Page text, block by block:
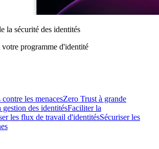
la sécurité des identités
programme d'identité
les menacesZero Trust à grande
des identitésFaciliter la
les flux de travail d'identitésSécuriser les